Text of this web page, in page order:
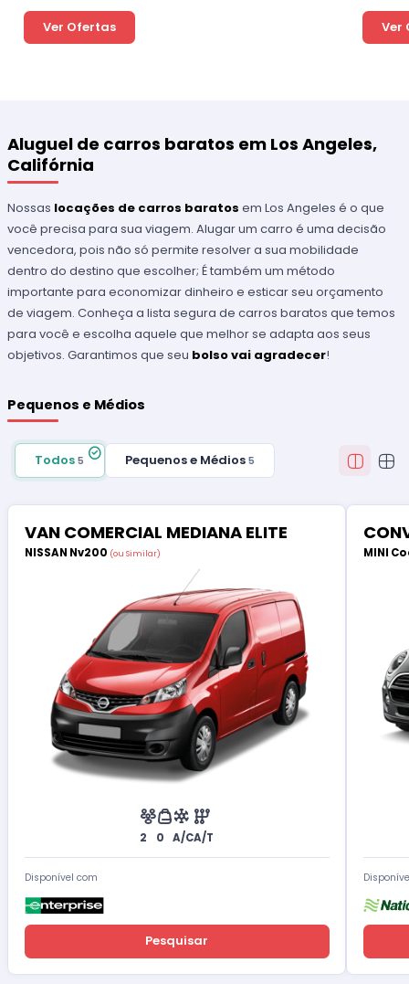
Ver Ofertas Ver
Aluguel de carros baratos em Los Angeles,
Califórnia
Nossas locações de carros baratos em Los Angeles é o que
você precisa para sua viagem. Alugar um carro é uma decisão
vencedora, pois não só permite resolver a sua mobilidade
dentro do destino que escolher; É também um método
importante para economizar dinheiro e esticar seu orçamento
de viagem. Conheça a lista segura de carros baratos que temos
para você e escolha aquele que melhor se adapta aos seus
objetivos. Garantimos que seu bolso vai agradecer!
Pequenos e Médios
Todos5 Pequenos e Médios 5
VAN COMERCIAL MEDIANA ELITE
NISSAN Nv200 (ou Similar)
2 0 A/CA/T
Disponível com
Pesquisar
MINI